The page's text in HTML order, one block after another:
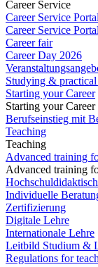
Career Service
Career Service
Career Service
Career fair
Career Day 2026
Studying &
Starting your Career
Starting your Career
Berufseinstieg mit
Teaching
Teaching
Advanced training
Advanced training
Individuelle
Zertifizierung
Digitale Lehre
Internationale Lehre
Leitbild Studium &
Regulations for